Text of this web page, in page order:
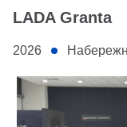
LADA Granta
2026